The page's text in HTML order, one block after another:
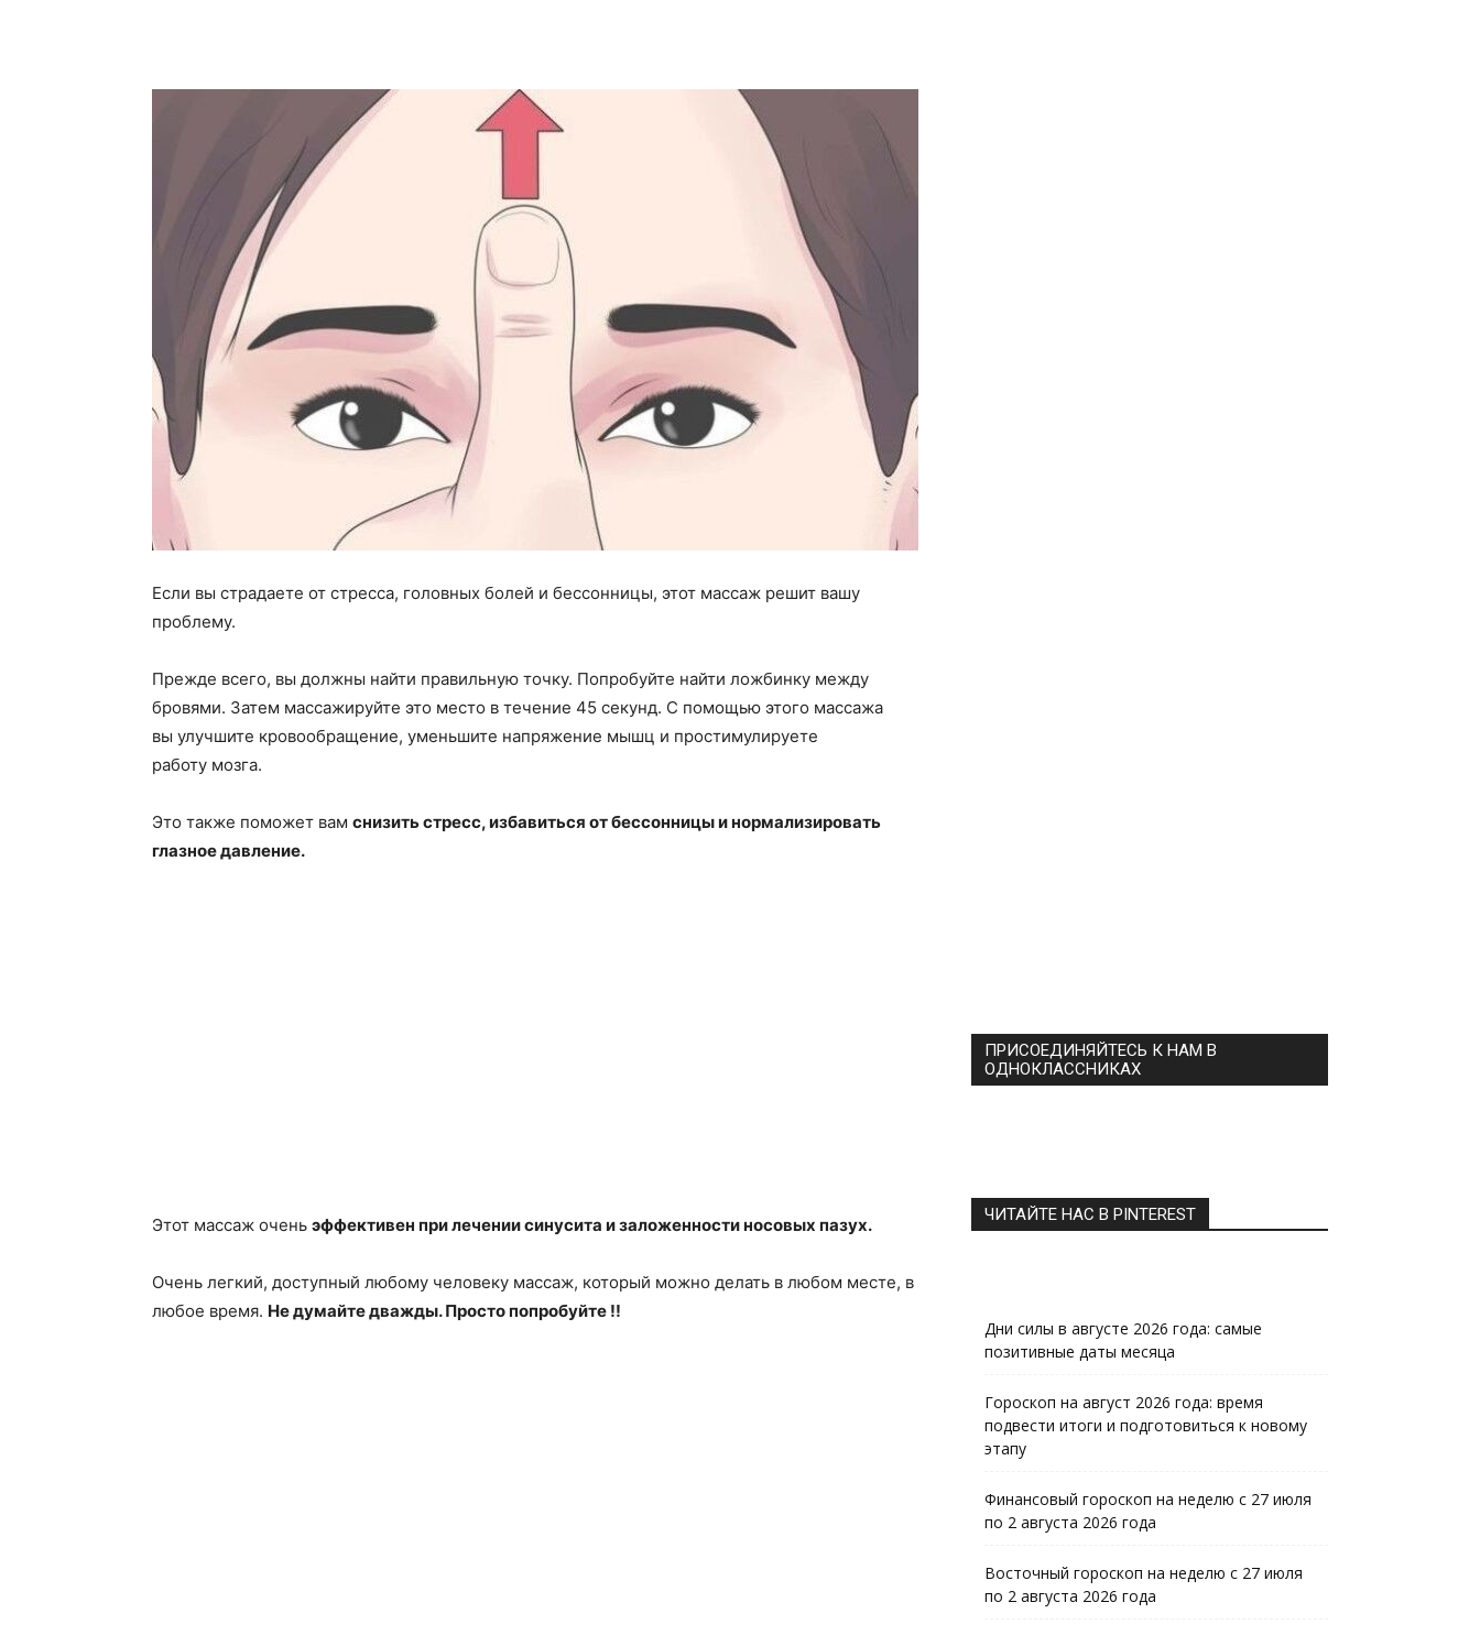
Если вы страдаете от стресса, головных болей и бессонницы, этот массаж решит вашу
проблему.
Прежде всего, вы должны найти правильную точку. Попробуйте найти ложбинку между
бровями. Затем массажируйте это место в течение 45 секунд. С помощью этого массажа
вы улучшите кровообращение, уменьшите напряжение мышц и простимулируете
работу мозга.
Это также поможет вам снизить стресс, избавиться от бессонницы и нормализировать
глазное давление.
Этот массаж очень эффективен при лечении синусита и заложенности носовых пазух.
Очень легкий, доступный любому человеку массаж, который можно делать в любом месте, в
любое время. Не думайте дважды. Просто попробуйте !!
ПРИСОЕДИНЯЙТЕСЬ К НАМ В
ОДНОКЛАССНИКАХ
ЧИТАЙТЕ НАС В PINTEREST
Дни силы в августе 2026 года: самые
позитивные даты месяца
Гороскоп на август 2026 года: время
подвести итоги и подготовиться к новому
этапу
Финансовый гороскоп на неделю с 27 июля
по 2 августа 2026 года
Восточный гороскоп на неделю с 27 июля
по 2 августа 2026 года